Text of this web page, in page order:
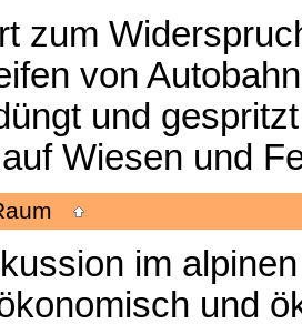
zum
von
und
Wiesen und
im
und